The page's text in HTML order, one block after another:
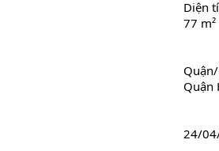
Diện
77 m²
Quận
24/